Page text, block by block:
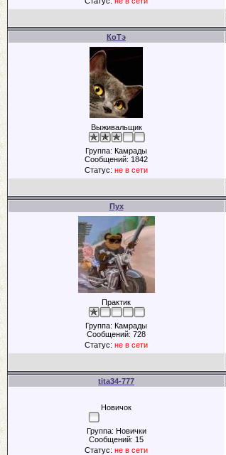
КоТэ
Выживальщик
Группа: Камрады
Сообщений: 1842
Статус: не в сети
Пух
Практик
Группа: Камрады
Сообщений: 728
Статус: не в сети
tita34-777
Новичок
Группа: Новички
Сообщений: 15
Статус: не в сети